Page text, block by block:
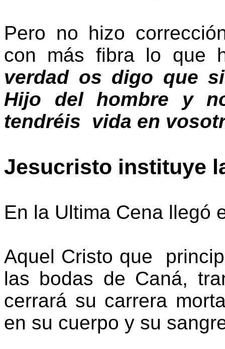
Pero no hizo
con más fibra lo que
verdad os digo que
Hijo del hombre y
tendréis vida en
Jesucristo instituye
En la Ultima Cena llegó
Aquel Cristo que
las bodas de Caná,
cerrará su carrera
en su cuerpo y su